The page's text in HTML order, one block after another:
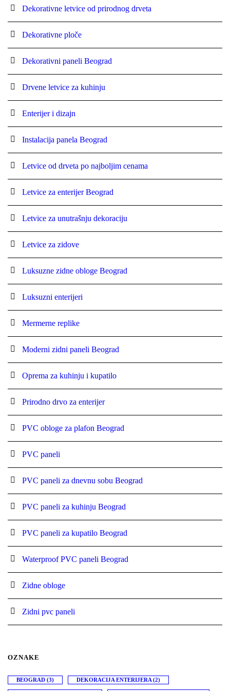
Dekorativne letvice od prirodnog drveta
Dekorativne ploče
Dekorativni paneli Beograd
Drvene letvice za kuhinju
Enterijer i dizajn
Instalacija panela Beograd
Letvice od drveta po najboljim cenama
Letvice za enterijer Beograd
Letvice za unutrašnju dekoraciju
Letvice za zidove
Luksuzne zidne obloge Beograd
Luksuzni enterijeri
Mermerne replike
Moderni zidni paneli Beograd
Oprema za kuhinju i kupatilo
Prirodno drvo za enterijer
PVC obloge za plafon Beograd
PVC paneli
PVC paneli za dnevnu sobu Beograd
PVC paneli za kuhinju Beograd
PVC paneli za kupatilo Beograd
Waterproof PVC paneli Beograd
Zidne obloge
Zidni pvc paneli
OZNAKE
BEOGRAD (3) DEKORACIJA ENTERIJERA (2)